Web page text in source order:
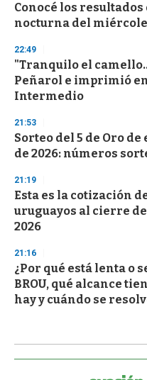
Conocé los
nocturna del
22:49
"Tranquilo el
Peñarol e imprimió
Intermedio
21:53
Sorteo del 5 de Oro
de 2026: números
21:19
Esta es la cotización
uruguayos al cierre
2026
21:16
¿Por qué está lenta o
BROU, qué alcance
hay y cuándo se